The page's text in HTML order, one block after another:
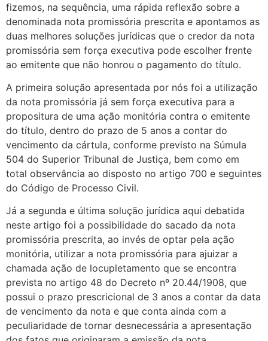
fizemos, na sequência, uma rápida reflexão sobre a
denominada nota promissória prescrita e apontamos as
duas melhores soluções jurídicas que o credor da nota
promissória sem força executiva pode escolher frente
ao emitente que não honrou o pagamento do título.
A primeira solução apresentada por nós foi a utilização
da nota promissória já sem força executiva para a
propositura de uma ação monitória contra o emitente
do título, dentro do prazo de 5 anos a contar do
vencimento da cártula, conforme previsto na Súmula
504 do Superior Tribunal de Justiça, bem como em
total observância ao disposto no artigo 700 e seguintes
do Código de Processo Civil.
Já a segunda e última solução jurídica aqui debatida
neste artigo foi a possibilidade do sacado da nota
promissória prescrita, ao invés de optar pela ação
monitória, utilizar a nota promissória para ajuizar a
chamada ação de locupletamento que se encontra
prevista no artigo 48 do Decreto nº 20.44/1908, que
possui o prazo prescricional de 3 anos a contar da data
de vencimento da nota e que conta ainda com a
peculiaridade de tornar desnecessária a apresentação